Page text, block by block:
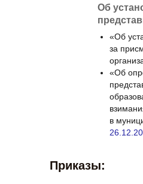
Об
«Об
за
«Об
в
Приказы: